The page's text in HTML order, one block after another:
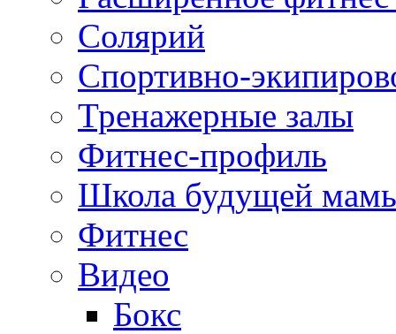
Солярий
Спортивно-
Тренажерные залы
Фитнес-профиль
Школа будущей
Фитнес
Видео
Бокс